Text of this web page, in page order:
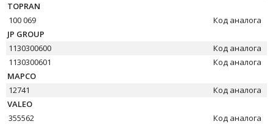
TOPRAN
100 069
Код аналога
JP GROUP
1130300600
Код аналога
1130300601
Код аналога
MAPCO
12741
Код аналога
VALEO
355562
Код аналога